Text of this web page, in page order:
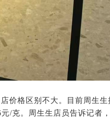
价格区别不大。目前周生生
/克。周生生店员告诉记者